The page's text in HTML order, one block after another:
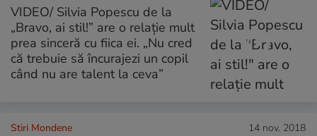
VIDEO/ Silvia Popescu de la
„Bravo, ai stil!” are o relație mult
prea sinceră cu fiica ei. „Nu cred
că trebuie să încurajezi un copil
când nu are talent la ceva”
Stiri Mondene 14 nov. 2018